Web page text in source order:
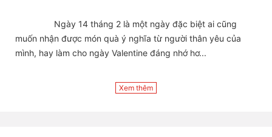
muốn nhận được món quà ý nghĩa từ người thân yêu của
mình, hay làm cho ngày Valentine đáng nhớ hơ...
Xem thêm